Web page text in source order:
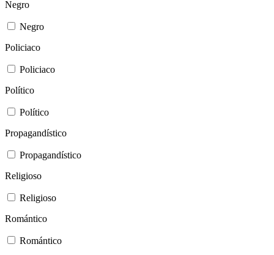
Negro
Negro
Policiaco
Policiaco
Político
Político
Propagandístico
Propagandístico
Religioso
Religioso
Romántico
Romántico